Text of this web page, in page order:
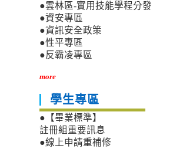
●雲林區-實用技能學程分發
●資安專區
●資訊安全政策
●性平專區
●反霸凌專區
more
學生專區
●【畢業標準】
註冊組重要訊息
●線上申請重補修